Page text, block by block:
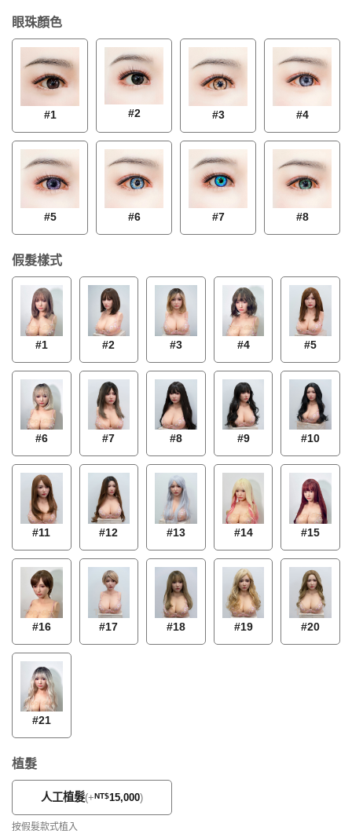
眼珠顏色
#1 #2 #3 #4
#5 #6 #7 #8
假髮樣式
#1 #2 #3 #4 #5
#6 #7 #8 #9 #10
#11 #12 #13 #14 #15
#16 #17 #18 #19 #20
#21
植髮
人工植髮(+NT$15,000)
按假髮款式植入